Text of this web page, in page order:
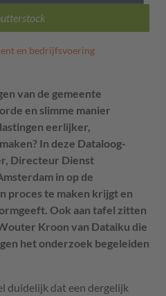
en bedrijfsvoering
van de gemeente
en slimme manier
eerlijker,
In deze Dataloog-
Directeur Dienst
in op de
proces te maken krijgt en
Ook aan tafel zitten
Kroon van Dataiku die
het onderzoek begeleiden
duidelijk dat een dergelijk